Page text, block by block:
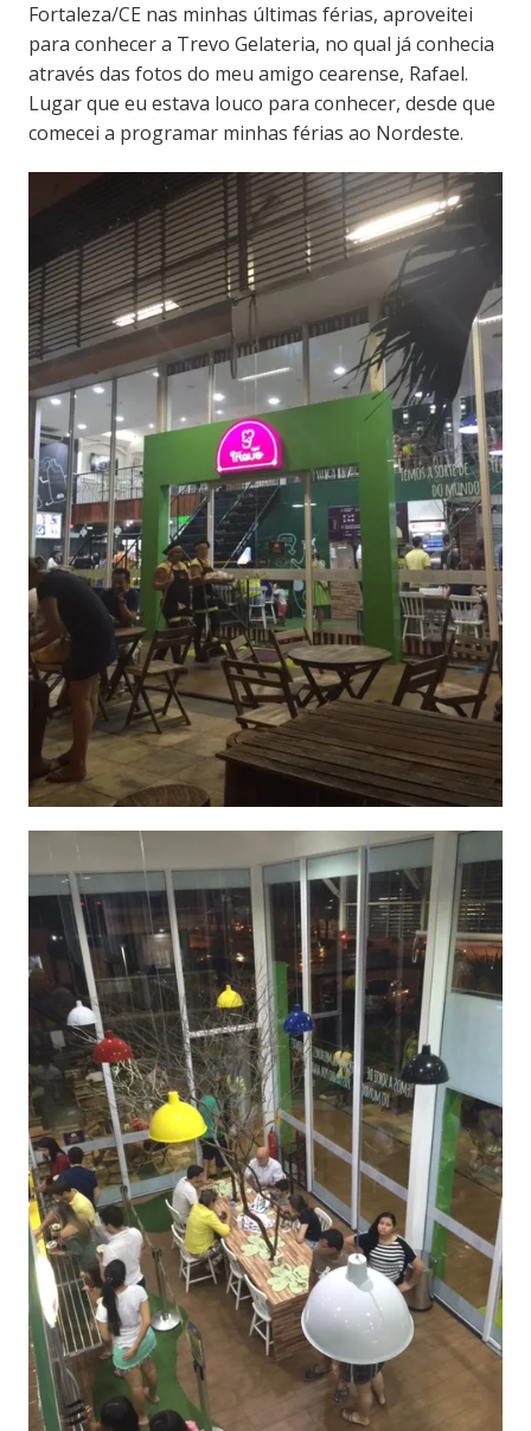
Fortaleza/CE nas minhas últimas férias, aproveitei
para conhecer a Trevo Gelateria, no qual já conhecia
através das fotos do meu amigo cearense, Rafael.
Lugar que eu estava louco para conhecer, desde que
comecei a programar minhas férias ao Nordeste.